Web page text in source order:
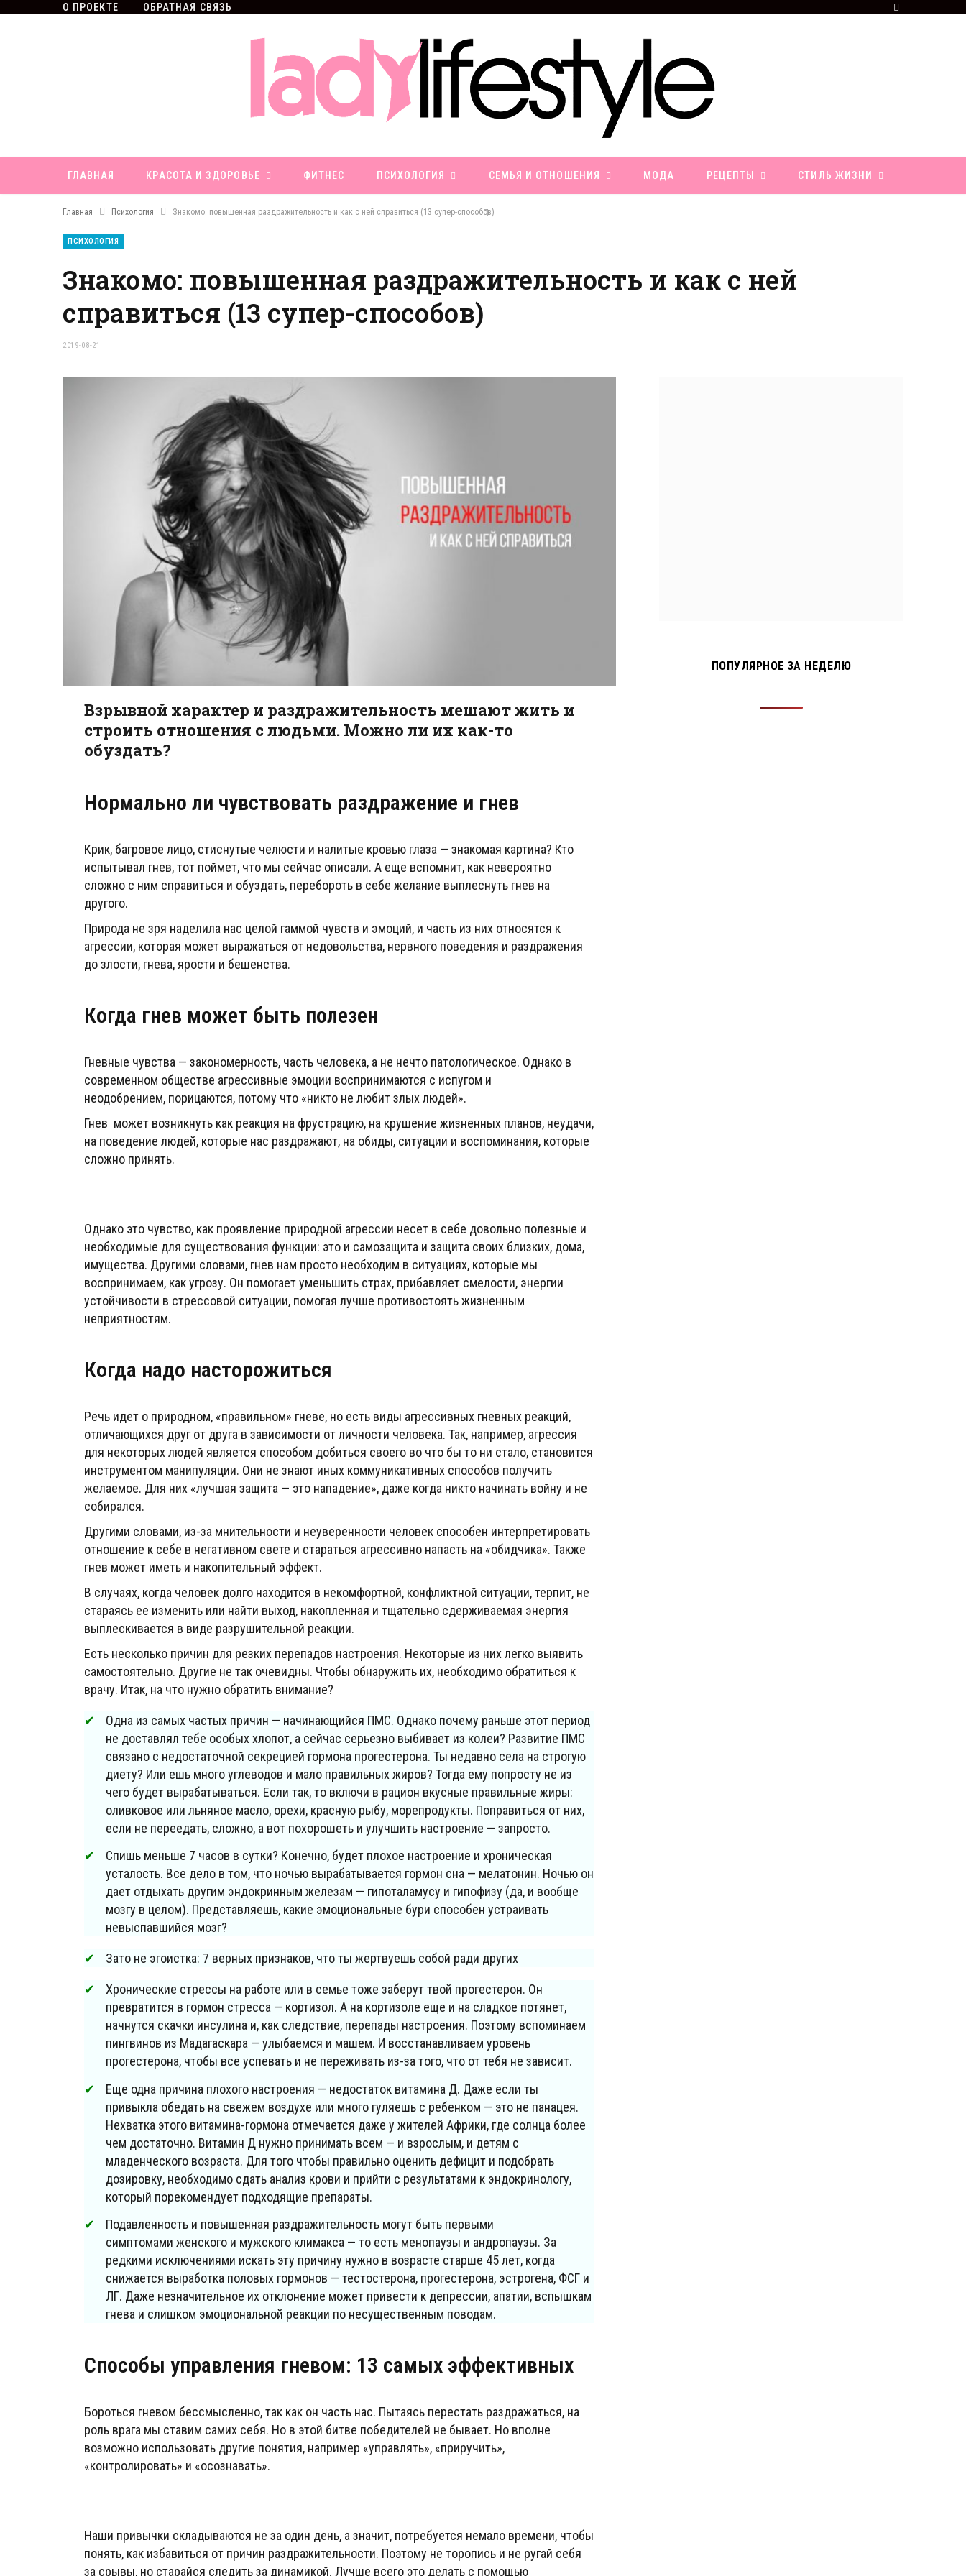
О ПРОЕКТЕ ОБРАТНАЯ СВЯЗЬ
ГЛАВНАЯ КРАСОТА И ЗДОРОВЬЕ ФИТНЕС ПСИХОЛОГИЯ СЕМЬЯ И ОТНОШЕНИЯ МОДА РЕЦЕПТЫ СТИЛЬ ЖИЗНИ
Главная Психология Знакомо: повышенная раздражительность и как с ней справиться (13 супер-способов)
ПСИХОЛОГИЯ
Знакомо: повышенная раздражительность и как с ней
справиться (13 супер-способов)
2019-08-21
Взрывной характер и раздражительность мешают жить и
строить отношения с людьми. Можно ли их как-то
обуздать?
Нормально ли чувствовать раздражение и гнев
Крик, багровое лицо, стиснутые челюсти и налитые кровью глаза — знакомая картина? Кто
испытывал гнев, тот поймет, что мы сейчас описали. А еще вспомнит, как невероятно
сложно с ним справиться и обуздать, перебороть в себе желание выплеснуть гнев на
другого.
Природа не зря наделила нас целой гаммой чувств и эмоций, и часть из них относятся к
агрессии, которая может выражаться от недовольства, нервного поведения и раздражения
до злости, гнева, ярости и бешенства.
Когда гнев может быть полезен
Гневные чувства — закономерность, часть человека, а не нечто патологическое. Однако в
современном обществе агрессивные эмоции воспринимаются с испугом и
неодобрением, порицаются, потому что «никто не любит злых людей».
Гнев может возникнуть как реакция на фрустрацию, на крушение жизненных планов, неудачи,
на поведение людей, которые нас раздражают, на обиды, ситуации и воспоминания, которые
сложно принять.
Однако это чувство, как проявление природной агрессии несет в себе довольно полезные и
необходимые для существования функции: это и самозащита и защита своих близких, дома,
имущества. Другими словами, гнев нам просто необходим в ситуациях, которые мы
воспринимаем, как угрозу. Он помогает уменьшить страх, прибавляет смелости, энергии
устойчивости в стрессовой ситуации, помогая лучше противостоять жизненным
неприятностям.
Когда надо насторожиться
Речь идет о природном, «правильном» гневе, но есть виды агрессивных гневных реакций,
отличающихся друг от друга в зависимости от личности человека. Так, например, агрессия
для некоторых людей является способом добиться своего во что бы то ни стало, становится
инструментом манипуляции. Они не знают иных коммуникативных способов получить
желаемое. Для них «лучшая защита — это нападение», даже когда никто начинать войну и не
собирался.
Другими словами, из-за мнительности и неуверенности человек способен интерпретировать
отношение к себе в негативном свете и стараться агрессивно напасть на «обидчика». Также
гнев может иметь и накопительный эффект.
В случаях, когда человек долго находится в некомфортной, конфликтной ситуации, терпит, не
стараясь ее изменить или найти выход, накопленная и тщательно сдерживаемая энергия
выплескивается в виде разрушительной реакции.
Есть несколько причин для резких перепадов настроения. Некоторые из них легко выявить
самостоятельно. Другие не так очевидны. Чтобы обнаружить их, необходимо обратиться к
врачу. Итак, на что нужно обратить внимание?
Одна из самых частых причин — начинающийся ПМС. Однако почему раньше этот период
не доставлял тебе особых хлопот, а сейчас серьезно выбивает из колеи? Развитие ПМС
связано с недостаточной секрецией гормона прогестерона. Ты недавно села на строгую
диету? Или ешь много углеводов и мало правильных жиров? Тогда ему попросту не из
чего будет вырабатываться. Если так, то включи в рацион вкусные правильные жиры:
оливковое или льняное масло, орехи, красную рыбу, морепродукты. Поправиться от них,
если не переедать, сложно, а вот похорошеть и улучшить настроение — запросто.
Спишь меньше 7 часов в сутки? Конечно, будет плохое настроение и хроническая
усталость. Все дело в том, что ночью вырабатывается гормон сна — мелатонин. Ночью он
дает отдыхать другим эндокринным железам — гипоталамусу и гипофизу (да, и вообще
мозгу в целом). Представляешь, какие эмоциональные бури способен устраивать
невыспавшийся мозг?
Зато не эгоистка: 7 верных признаков, что ты жертвуешь собой ради других
Хронические стрессы на работе или в семье тоже заберут твой прогестерон. Он
превратится в гормон стресса — кортизол. А на кортизоле еще и на сладкое потянет,
начнутся скачки инсулина и, как следствие, перепады настроения. Поэтому вспоминаем
пингвинов из Мадагаскара — улыбаемся и машем. И восстанавливаем уровень
прогестерона, чтобы все успевать и не переживать из-за того, что от тебя не зависит.
Еще одна причина плохого настроения — недостаток витамина Д. Даже если ты
привыкла обедать на свежем воздухе или много гуляешь с ребенком — это не панацея.
Нехватка этого витамина-гормона отмечается даже у жителей Африки, где солнца более
чем достаточно. Витамин Д нужно принимать всем — и взрослым, и детям с
младенческого возраста. Для того чтобы правильно оценить дефицит и подобрать
дозировку, необходимо сдать анализ крови и прийти с результатами к эндокринологу,
который порекомендует подходящие препараты.
Подавленность и повышенная раздражительность могут быть первыми
симптомами женского и мужского климакса — то есть менопаузы и андропаузы. За
редкими исключениями искать эту причину нужно в возрасте старше 45 лет, когда
снижается выработка половых гормонов — тестостерона, прогестерона, эстрогена, ФСГ и
ЛГ. Даже незначительное их отклонение может привести к депрессии, апатии, вспышкам
гнева и слишком эмоциональной реакции по несущественным поводам.
Способы управления гневом: 13 самых эффективных
Бороться гневом бессмысленно, так как он часть нас. Пытаясь перестать раздражаться, на
роль врага мы ставим самих себя. Но в этой битве победителей не бывает. Но вполне
возможно использовать другие понятия, например «управлять», «приручить»,
«контролировать» и «осознавать».
Наши привычки складываются не за один день, а значит, потребуется немало времени, чтобы
понять, как избавиться от причин раздражительности. Поэтому не торопись и не ругай себя
за срывы, но старайся следить за динамикой. Лучше всего это делать с помощью
ПОПУЛЯРНОЕ ЗА НЕДЕЛЮ